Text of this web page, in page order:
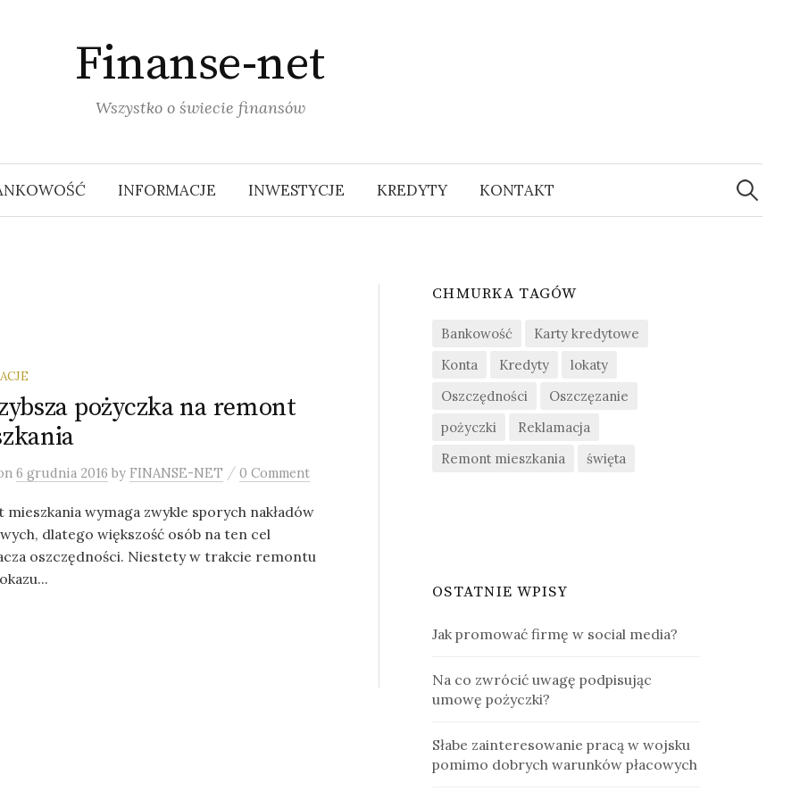
Finanse-net
Wszystko o świecie finansów
INFORMACJE INWESTYCJE KREDYTY KONTAKT S
pożyczka na remont
6 grudnia 2016 by FINANSE-NET / 0 Comment
mieszkania wymaga zwykle sporych nakładów
dlatego większość osób na ten cel
oszczędności. Niestety w trakcie remontu
CHMURKA TAGÓW
Bankowość
Karty kredytowe
Konta
Kredyty
lokaty
Oszczędności
Oszczęzanie
pożyczki
Reklamacja
Remont mieszkania
święta
OSTATNIE WPISY
Jak promować firmę w social media?
Na co zwrócić uwagę podpisując
umowę pożyczki?
Słabe zainteresowanie pracą w wojsku
pomimo dobrych warunków płacowych